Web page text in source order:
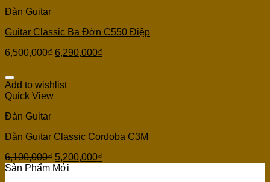
Đàn Guitar
Guitar Classic Ba Đờn C550 Điệp
6,500,000₫ 6,290,000₫
Add to wishlist
Quick View
Đàn Guitar
Đàn Guitar Classic Cordoba C3M
6,100,000₫ 5,200,000₫
Sản Phẩm Mới